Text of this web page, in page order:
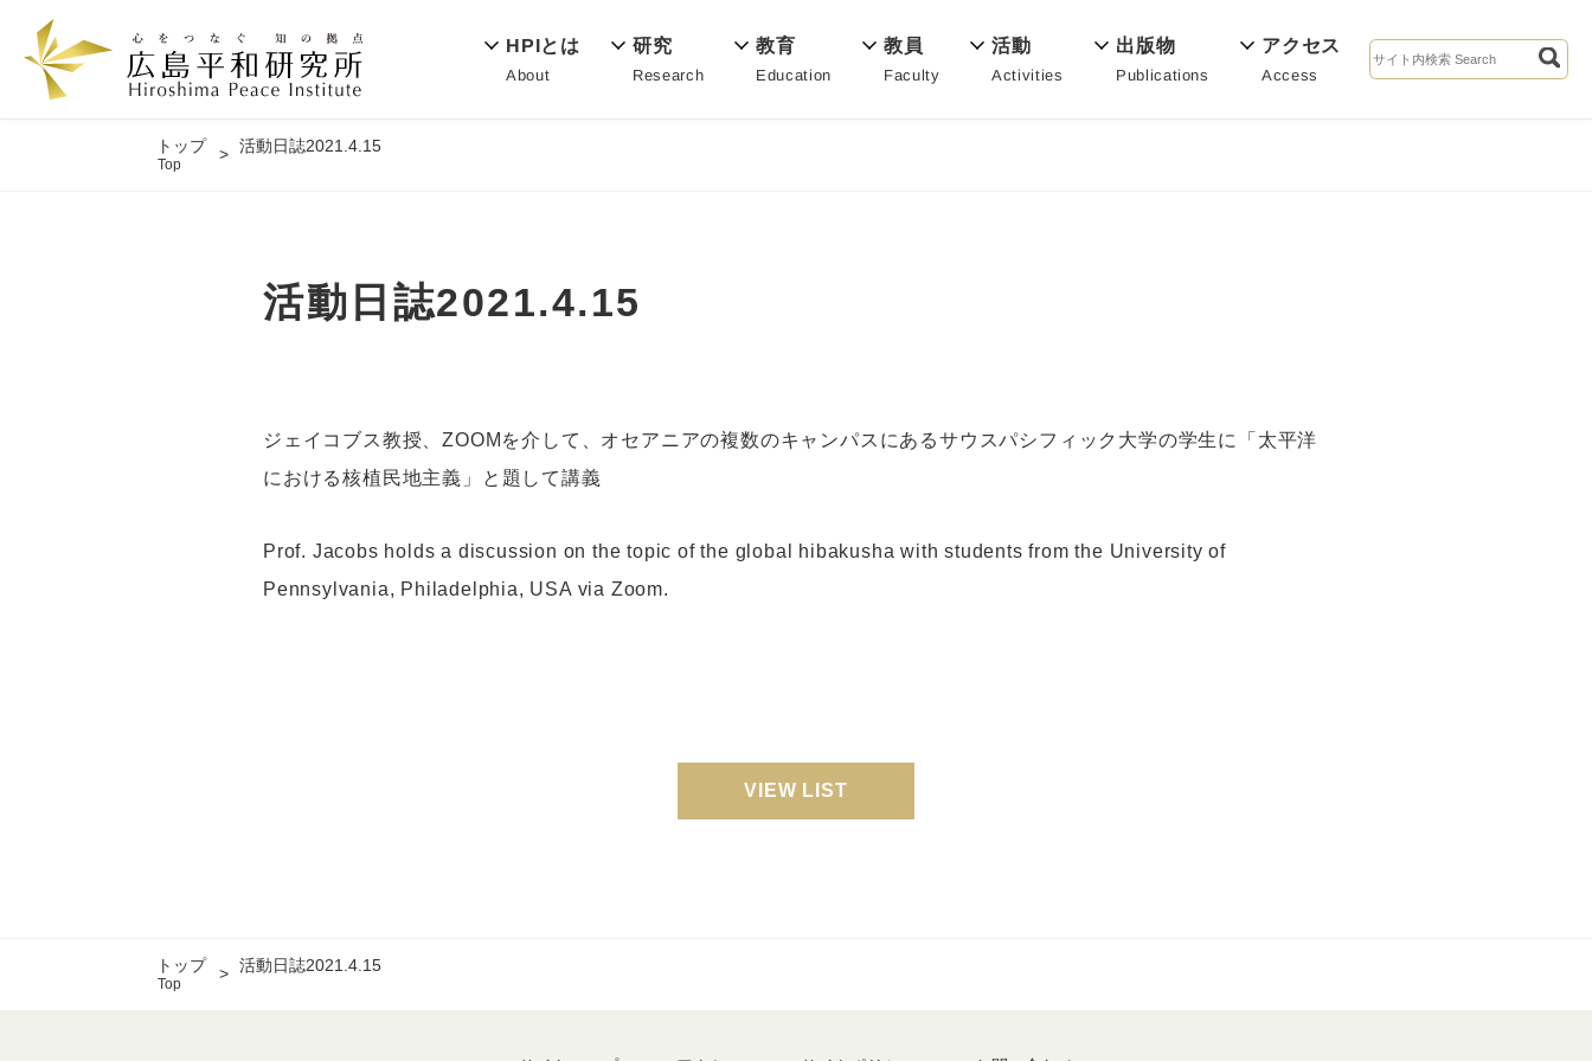
HPIとは
About
研究
Research
教育
Education
教員
Faculty
活動
Activities
出版物
Publications
アクセス
Access
トップ
Top
活動日誌2021.4.15
活動日誌2021.4.15
ジェイコブス教授、ZOOMを介して、オセアニアの複数のキャンパスにあるサウスパシフィック大学の学生に「太平洋
における核植民地主義」と題して講義
Prof. Jacobs holds a discussion on the topic of the global hibakusha with students from the University of
Pennsylvania, Philadelphia, USA via Zoom.
VIEW LIST
トップ
Top
活動日誌2021.4.15